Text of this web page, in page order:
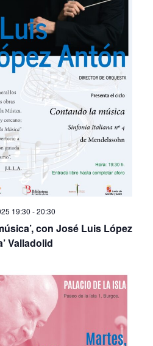
19:30 -20:30
con José Luis López
Valladolid